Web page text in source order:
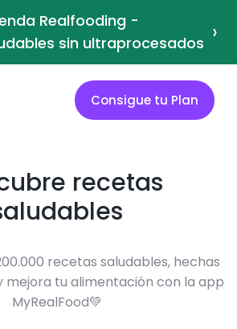
Realfooding -
sin ultraprocesados ›
Consigue tu Plan
recetas
recetas saludables, hechas
mejora tu alimentación con la app
MyRealFood💚